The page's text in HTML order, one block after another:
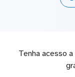
Tenha acesso